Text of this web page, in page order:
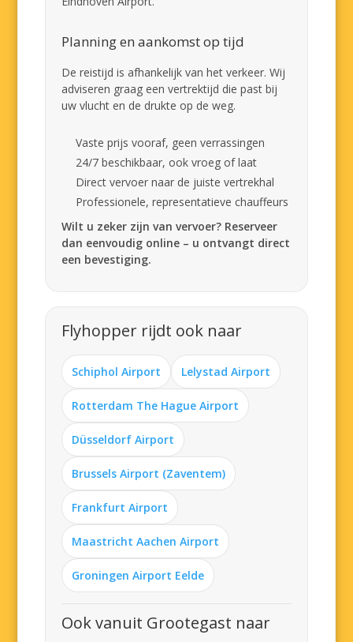
Planning en aankomst op tijd
De reistijd is afhankelijk van het verkeer. Wij
adviseren graag een vertrektijd die past bij
uw vlucht en de drukte op de weg.
Vaste prijs vooraf, geen verrassingen
24/7 beschikbaar, ook vroeg of laat
Direct vervoer naar de juiste vertrekhal
Professionele, representatieve chauffeurs
Wilt u zeker zijn van vervoer? Reserveer
dan eenvoudig online – u ontvangt direct
een bevestiging.
Flyhopper rijdt ook naar
Schiphol Airport Lelystad Airport
Rotterdam The Hague Airport
Düsseldorf Airport
Brussels Airport (Zaventem)
Frankfurt Airport
Maastricht Aachen Airport
Groningen Airport Eelde
Ook vanuit Grootegast naar